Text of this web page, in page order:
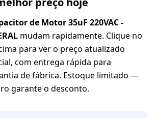
de Motor 35uF 220VAC -
mudam rapidamente. Clique no
para ver o preço atualizado
com entrega rápida para
de fábrica. Estoque limitado —
garante o desconto.